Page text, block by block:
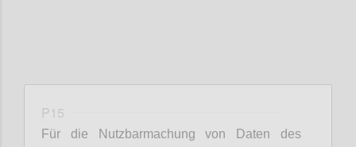
P15
Für die Nutzbarmachung von Daten des